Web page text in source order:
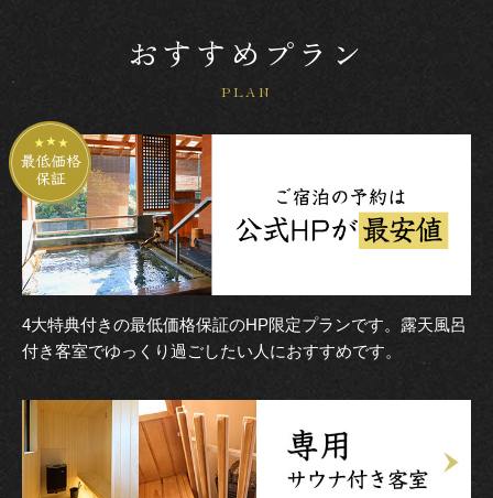
おすすめプラン
PLAN
4大特典付きの最低価格保証のHP限定プランです。露天風呂
付き客室でゆっくり過ごしたい人におすすめです。